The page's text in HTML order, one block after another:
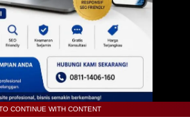
CONTINUE WITH CONTENT